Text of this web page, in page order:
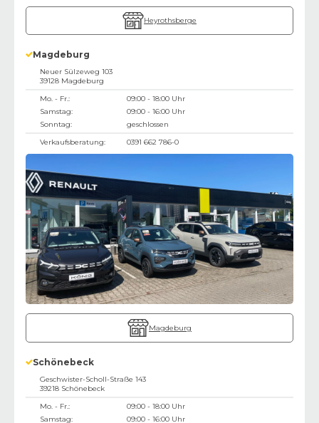
Heyrothsberge
Magdeburg
Neuer Sülzeweg 103
39128 Magdeburg
Mo. - Fr.:
09:00 - 18:00 Uhr
Samstag:
09:00 - 16:00 Uhr
Sonntag:
geschlossen
Verkaufsberatung:
0391 662 786-0
Magdeburg
Schönebeck
Geschwister-Scholl-Straße 143
39218 Schönebeck
Mo. - Fr.:
09:00 - 18:00 Uhr
Samstag:
09:00 - 16:00 Uhr